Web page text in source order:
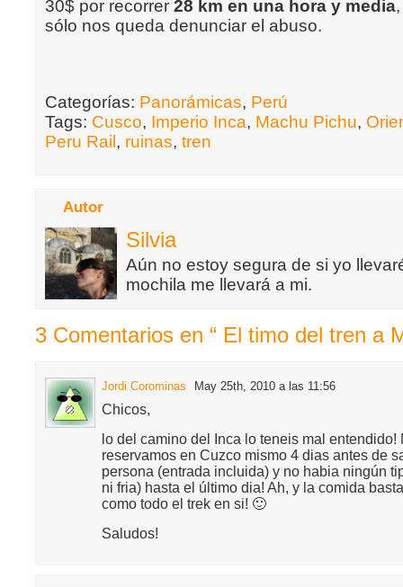
30$ por recorrer 28 km en una hora y media
sólo nos queda denunciar el abuso.
Categorías: Panorámicas, Perú
Tags: Cusco, Imperio Inca, Machu Pichu,
Peru Rail , ruinas, tren
Autor
Silvia
Aún no estoy segura de si yo
mochila me llevará a mi.
3 Comentarios en “ El timo del tren a
Jordi Corominas May 25th, 2010 a las 11:56
Chicos,
lo del camino del Inca lo teneis mal entendido!
reservamos en Cuzco mismo 4 dias antes de
persona (entrada incluida) y no habia ningún
ni fria) hasta el último dia! Ah, y la comida
como todo el trek en si! 🙂
Saludos!